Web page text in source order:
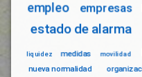
empleo empresas
estado de alarma
liquidez medidas movilidad
nueva normalidad